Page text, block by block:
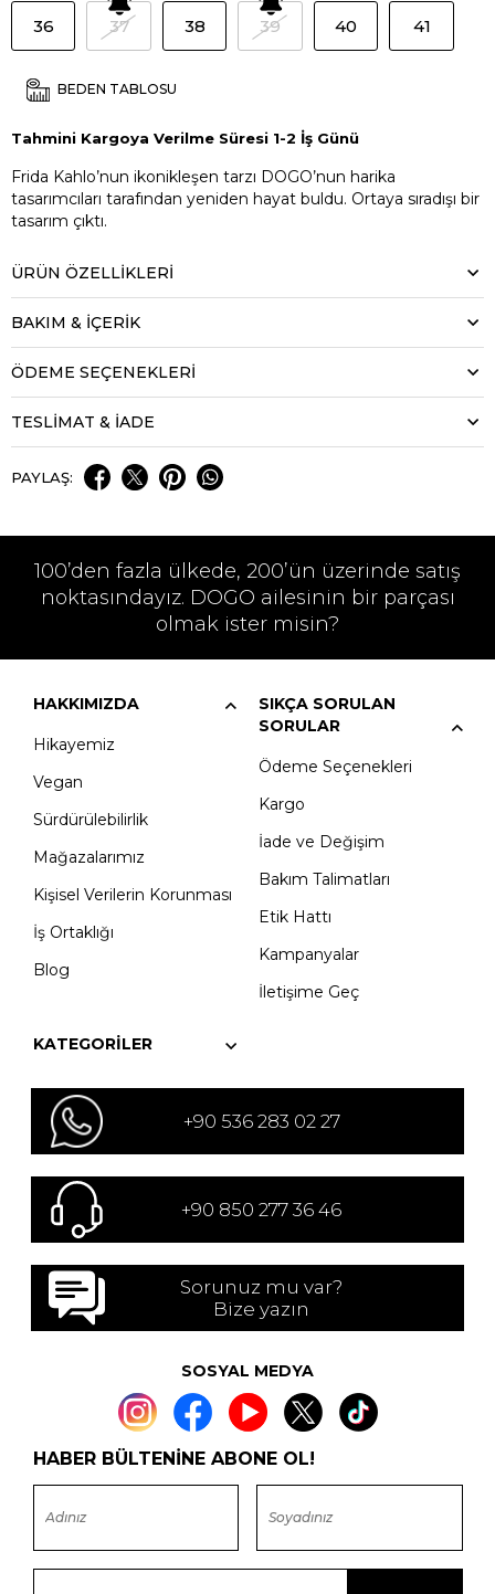
36 37 38 39 40 41
BEDEN TABLOSU
Tahmini Kargoya Verilme Süresi 1-2 İş Günü
Frida Kahlo’nun ikonikleşen tarzı DOGO’nun harika
tasarımcıları tarafından yeniden hayat buldu. Ortaya sıradışı bir
tasarım çıktı.
ÜRÜN ÖZELLIKLERI
BAKIM & İÇERİK
ÖDEME SEÇENEKLERI
TESLİMAT & İADE
PAYLAŞ:
100’den fazla ülkede, 200’ün üzerinde satış
noktasındayız. DOGO ailesinin bir parçası
olmak ister misin?
HAKKIMIZDA
Hikayemiz
Vegan
Sürdürülebilirlik
Mağazalarımız
Kişisel Verilerin Korunması
İş Ortaklığı
Blog
SIKÇA SORULAN
SORULAR
Ödeme Seçenekleri
Kargo
İade ve Değişim
Bakım Talimatları
Etik Hattı
Kampanyalar
İletişime Geç
KATEGORILER
+90 536 283 02 27
+90 850 277 36 46
Sorunuz mu var?
Bize yazın
SOSYAL MEDYA
HABER BÜLTENİNE ABONE OL!